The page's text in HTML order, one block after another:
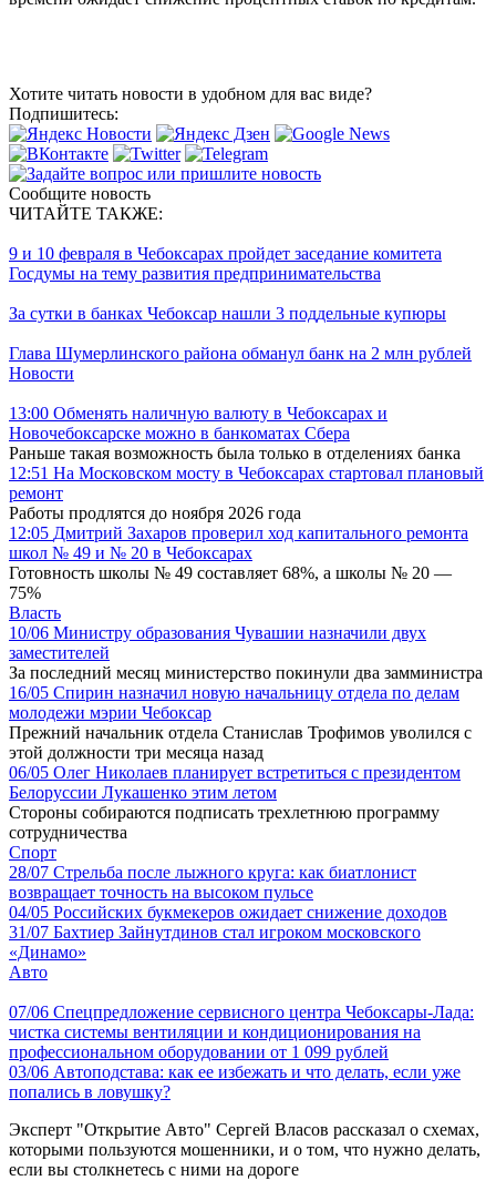
Хотите читать новости в удобном для вас виде?
Подпишитесь:
Сообщите новость
ЧИТАЙТЕ ТАКЖЕ:
9 и 10 февраля в Чебоксарах пройдет заседание комитета
Госдумы на тему развития предпринимательства
За сутки в банках Чебоксар нашли 3 поддельные купюры
Глава Шумерлинского района обманул банк на 2 млн рублей
Новости
13:00 Обменять наличную валюту в Чебоксарах и
Новочебоксарске можно в банкоматах Сбера
Раньше такая возможность была только в отделениях банка
12:51 На Московском мосту в Чебоксарах стартовал плановый
ремонт
Работы продлятся до ноября 2026 года
12:05 Дмитрий Захаров проверил ход капитального ремонта
школ № 49 и № 20 в Чебоксарах
Готовность школы № 49 составляет 68%, а школы № 20 —
75%
Власть
10/06 Министру образования Чувашии назначили двух
заместителей
За последний месяц министерство покинули два замминистра
16/05 Спирин назначил новую начальницу отдела по делам
молодежи мэрии Чебоксар
Прежний начальник отдела Станислав Трофимов уволился с
этой должности три месяца назад
06/05 Олег Николаев планирует встретиться с президентом
Белоруссии Лукашенко этим летом
Стороны собираются подписать трехлетнюю программу
сотрудничества
Спорт
28/07 Стрельба после лыжного круга: как биатлонист
возвращает точность на высоком пульсе
04/05 Российских букмекеров ожидает снижение доходов
31/07 Бахтиер Зайнутдинов стал игроком московского
«Динамо»
Авто
07/06 Спецпредложение сервисного центра Чебоксары-Лада:
чистка системы вентиляции и кондиционирования на
профессиональном оборудовании от 1 099 рублей
03/06 Автоподстава: как ее избежать и что делать, если уже
попались в ловушку?
Эксперт "Открытие Авто" Сергей Власов рассказал о схемах,
которыми пользуются мошенники, и о том, что нужно делать,
если вы столкнетесь с ними на дороге